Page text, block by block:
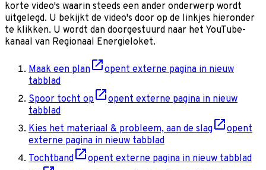
korte video's waarin steeds een ander onderwerp wordt
uitgelegd. U bekijkt de video's door op de linkjes hieronder
te klikken. U wordt dan doorgestuurd naar het YouTube-
kanaal van Regionaal Energieloket.
Maak een plan
opent externe pagina in nieuw
tabblad
Spoor tocht op
opent externe pagina in nieuw
tabblad
Kies het materiaal & probleem, aan de slag
opent
externe pagina in nieuw tabblad
Tochtband
opent externe pagina in nieuw tabblad